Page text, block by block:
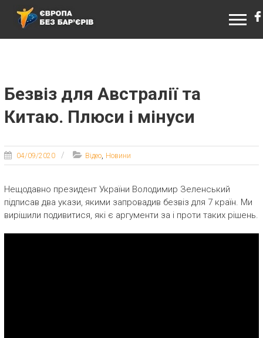
ЄВРОПА БЕЗ БАР’ЄРІВ
Безвіз для Австралії та
Китаю. Плюси і мінуси
04/09/2020 Відео, Новини
Нещодавно президент України Володимир Зеленський
підписав два укази, якими запровадив безвіз для 7 країн. Ми
вирішили подивитися, які є аргументи за і проти таких рішень.